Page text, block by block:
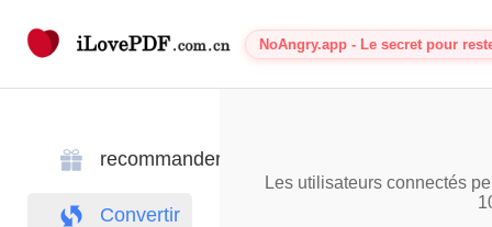
NoAngry.app - Le secret pour
recommander
Convertir
Les utilisateurs connectés